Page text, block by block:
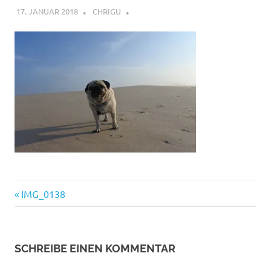
17. JANUAR 2018 CHRIGU
Beitragsnavigation
Vorheriger
Beitrag:
IMG_0138
SCHREIBE EINEN KOMMENTAR